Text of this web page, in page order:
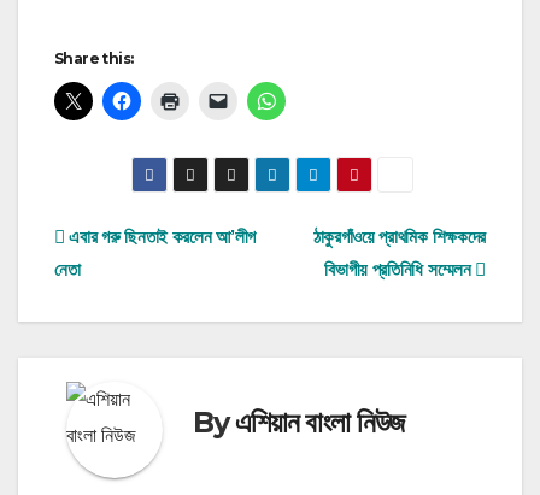
Share this:
Post
ঠাকুরগাঁওয়ে প্রাথমিক শিক্ষকদের
বিভাগীয় প্রতিনিধি সম্মেলন
এবার গরু ছিনতাই করলেন আ’লীগ
নেতা
Byএশিয়ান বাংলা নিউজ